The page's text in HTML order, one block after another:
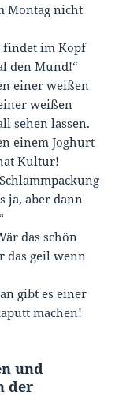
Montag nicht
findet im Kopf
den Mund!“
einer weißen
weißen
sehen lassen.
einem Joghurt
Kultur!
ja, aber dann
das schön
das geil wenn
gibt es einer
machen!
und
der